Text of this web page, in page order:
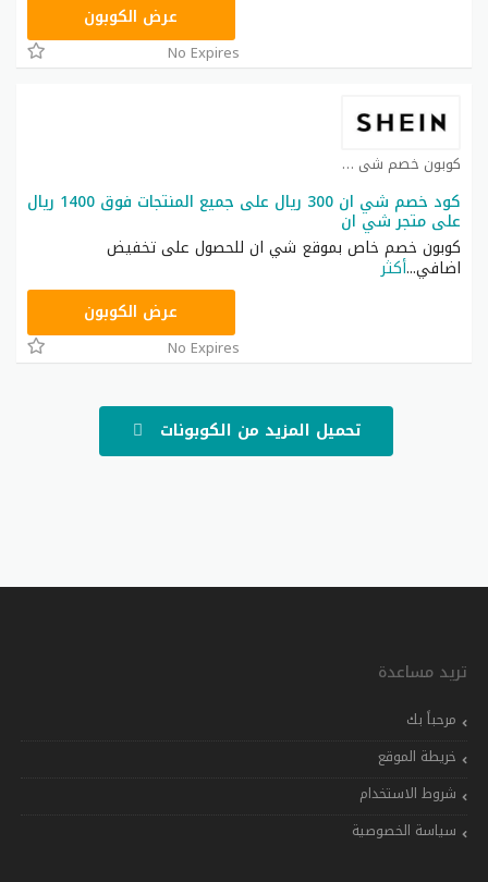
عرض الكوبون
No Expires
كوبون خصم شي ان كوبون
كود خصم شي ان 300 ريال على جميع المنتجات فوق 1400 ريال
على متجر شي ان
كوبون خصم خاص بموقع شي ان للحصول على تخفيض
اضافي...أكثر
عرض الكوبون
No Expires
تحميل المزيد من الكوبونات
تريد مساعدة
مرحباً بك
خريطة الموقع
شروط الاستخدام
سياسة الخصوصية